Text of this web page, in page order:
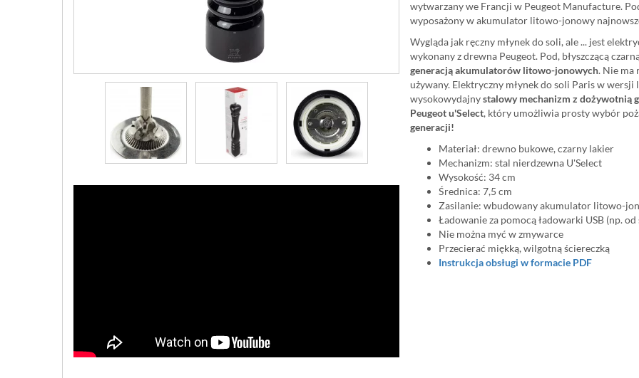
wytwarzany we Francji w Peugeot Manufacture.
wyposażony w akumulator litowo-jonowy
Wygląda jak ręczny młynek do soli, ale ... jest
wykonany z drewna Peugeot. Pod, błyszczącą
generacją akumulatorów litowo-jonowych. Nie ma
używany. Elektryczny młynek do soli Paris w
wysokowydajnystalowy mechanizm z dożywotnią
Peugeot u'Select, który umożliwia prosty wybór
generacji!
Materiał: drewno bukowe, czarny lakier
Mechanizm: stal nierdzewna U'Select
Wysokość: 34 cm
Średnica: 7,5 cm
Zasilanie: wbudowany akumulator litowo-
Ładowanie za pomocą ładowarki USB (np.
Nie można myć w zmywarce
Przecierać miękką, wilgotną ściereczką
Instrukcja obsługi w formacie PDF